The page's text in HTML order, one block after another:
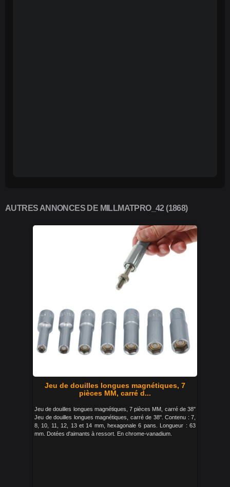
AUTRES ANNONCES DE MILLMATPRO_42 (1868)
Jeu de douilles longues magnétiques, 7
pièces MM, carré d...
Jeu de douilles longues magnétiques, 7 pièces MM, carré de 38"
Jeu de douilles longues magnétiques, carré de 38". Contenu : 7,
8, 10, 11, 12, 13 et 14 mm, hexagonale 6 pans. Longueur : 63
mm. Dotées d'aimants à ressort. En chrome-vanadium.